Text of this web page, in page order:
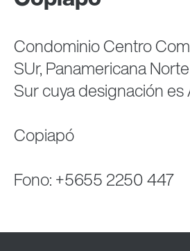
Condominio Centro
SUr, Panamericana
Sur cuya designación es
Copiapó
Fono: +5655 2250 447